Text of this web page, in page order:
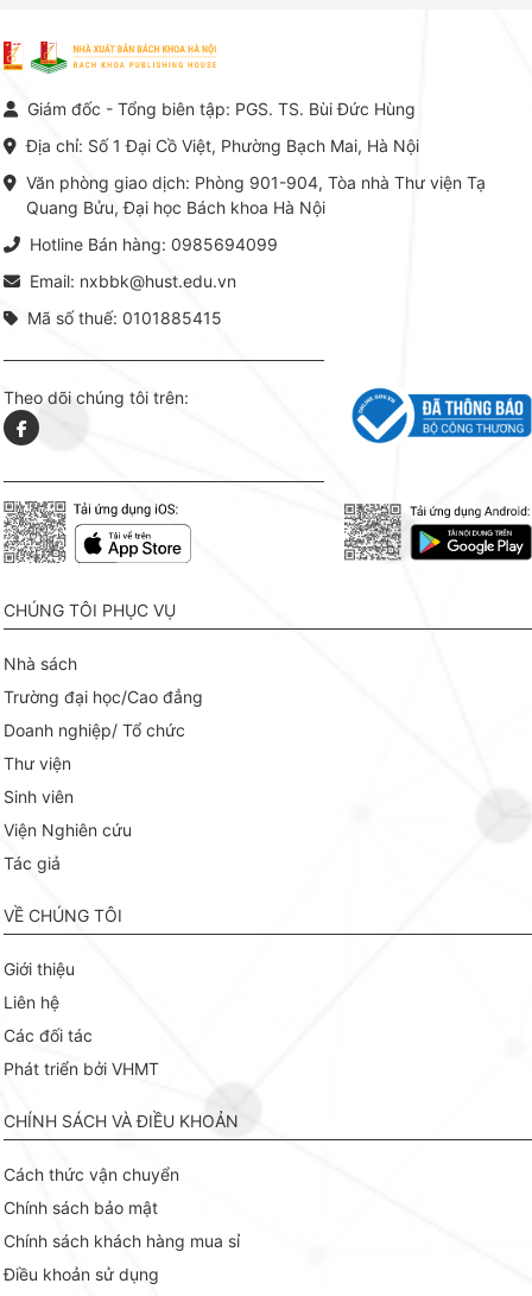
Giám đốc - Tổng biên tập: PGS. TS. Bùi Đức Hùng
Địa chỉ: Số 1 Đại Cồ Việt, Phường Bạch Mai, Hà Nội
Văn phòng giao dịch: Phòng 901-904, Tòa nhà Thư viện Tạ
Quang Bửu, Đại học Bách khoa Hà Nội
Hotline Bán hàng: 0985694099
Email: nxbbk@hust.edu.vn
Mã số thuế: 0101885415
Theo dõi chúng tôi trên:
CHÚNG TÔI PHỤC VỤ
Nhà sách
Trường đại học/Cao đẳng
Doanh nghiệp/ Tổ chức
Thư viện
Sinh viên
Viện Nghiên cứu
Tác giả
VỀ CHÚNG TÔI
Giới thiệu
Liên hệ
Các đối tác
Phát triển bởi VHMT
CHÍNH SÁCH VÀ ĐIỀU KHOẢN
Cách thức vận chuyển
Chính sách bảo mật
Chính sách khách hàng mua sỉ
Điều khoản sử dụng